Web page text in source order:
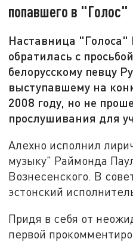
попавшего в "Голос"
Наставница "Голоса"
обратилась с
белорусскому певцу
выступавшему на
2008 году, но не
прослушивания для
Алехно исполнил
музыку" Раймонда
Вознесенского. В
эстонский
Придя в себя от
первой